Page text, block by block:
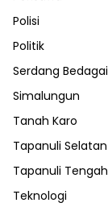
Polisi
Politik
Serdang Bedagai
Simalungun
Tanah Karo
Tapanuli Selatan
Tapanuli Tengah
Teknologi